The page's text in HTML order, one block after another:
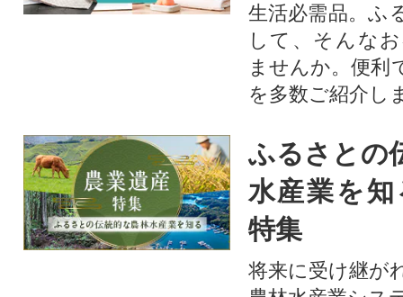
生活必需品。ふ
して、そんな
ませんか。便利
を多数ご紹介し
ふるさとの
水産業を
特集
将来に受け継が